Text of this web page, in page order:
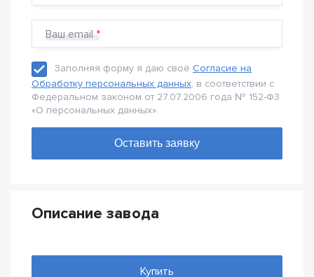
Ваш email
Заполняя форму я даю своё Согласие на
Обработку персональных данных, в соответствии с
Федеральном законом от 27.07.2006 года № 152-Ф3
«О персональных данных».
Описание завода
Купить